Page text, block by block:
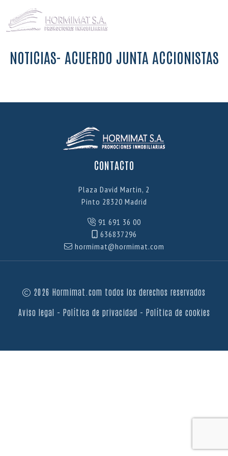
NOTICIAS- ACUERDO JUNTA ACCIONISTAS
CONTACTO
Plaza David Martin, 2
Pinto 28320 Madrid
91 691 36 00
636837296
hormimat@hormimat.com
2026 Hormimat.com todos los derechos reservados
Aviso legal - Política de privacidad - Política de cookies